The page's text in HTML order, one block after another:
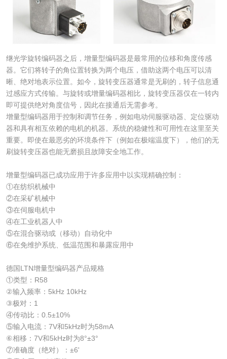
继光学旋转编码器之后，增量型编码器是最常用的位移和角度传感
器。它们将转子的角位置转换为两个电压，借助这两个电压可以清
晰、绝对地表示位置。如今，旋转变压器通常是无刷的，转子信息通
过感应方式传输。与旋转或增量编码器相比，旋转变压器仅在一转内
即可提供绝对角度信号，因此在接通后无需参考。
增量型编码器用于控制和调节任务，例如电动伺服驱动器、定位驱动
器和具有相互依赖的电机的机器。系统的稳健性和可用性在这里至关
重要。即使在最恶劣的环境条件下（例如在极端温度下），他们的无
刷旋转变压器也能无磨损且故障安全地工作。
增量型编码器已成功应用于许多应用中以实现精确控制：
①在纺织机械中
②在采矿机械中
③在伺服电机中
④在工业机器人中
⑤在混合驱动或（移动）自动化中
⑥在免维护系统、低温范围和暴露应用中
德国LTN增量型编码器产品规格
①类型：R58
②输入频率：5kHz 10kHz
③极对：1
④传动比：0.5±10%
⑤输入电流：7V和5kHz时为58mA
⑥相移：7V和5kHz时为8°±3°
⑦准确度（绝对）：±6'